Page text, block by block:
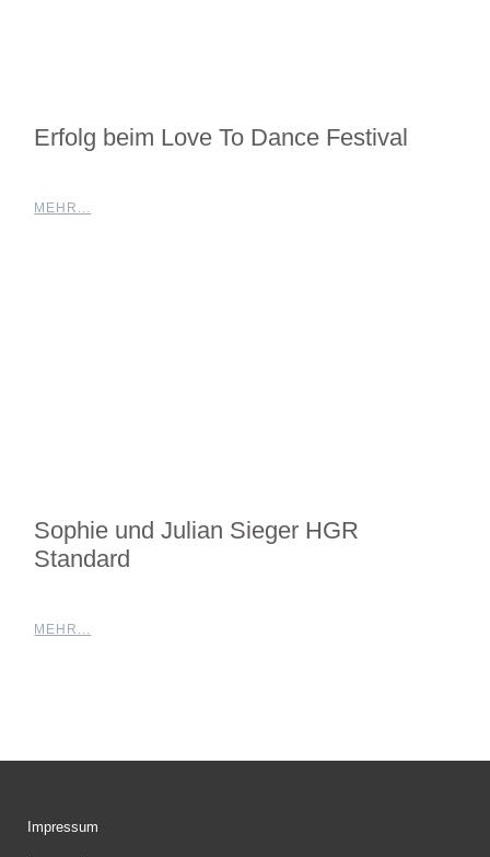
Erfolg beim Love To Dance Festival
MEHR...
Sophie und Julian Sieger HGR
Standard
MEHR...
Impressum